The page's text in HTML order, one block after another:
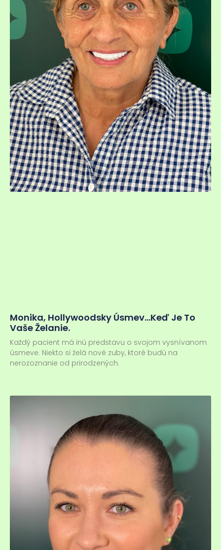
Monika, Hollywoodsky Úsmev…keď Je To
Vaše Želanie.
Každý pacient má inú predstavu o svojom vysnívanom
úsmeve. Niekto si želá nové zuby, ktoré budú na
nerozoznanie od prirodzených.